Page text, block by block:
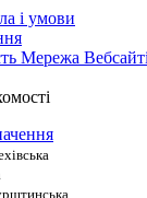
і умови
Мережа